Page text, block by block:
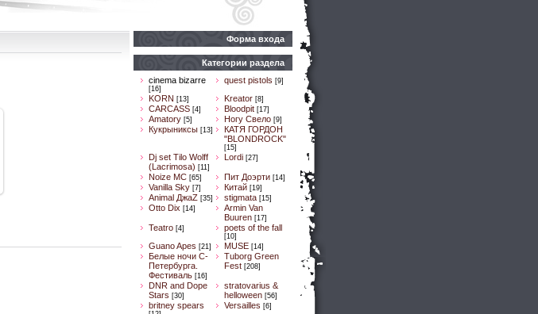
Форма входа
Категории раздела
cinema bizarre
[16]
quest pistols [9]
KORN [13] Kreator [8]
CARCASS [4] Bloodpit [17]
Amatory [5] Ногу Свело [9]
Кукрыниксы [13]
КАТЯ ГОРДОН
"BLONDROCK"
[15]
Dj set Tilo Wolff
(Lacrimosa) [11]
Lordi [27]
Noize MC [65] Пит Доэрти [14]
Vanilla Sky [7] Китай [19]
Animal ДжaZ [35] stigmata [15]
Otto Dix [14]
Armin Van
Buuren [17]
Teatro [4] poets of the fall
[10]
Guano Apes [21] MUSE [14]
Белые ночи С-
Петербурга.
Фестиваль [16]
Tuborg Green
Fest [208]
DNR and Dope
Stars [30]
stratovarius &
helloween [56]
britney spears Versailles [6]